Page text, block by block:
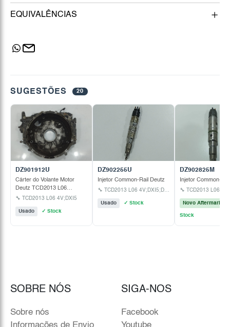
EQUIVALÊNCIAS
SUGESTÕES 20
DZ901912U
Cárter do Volante Motor
Deutz TCD2013 L06
4V;DXI5
🔧 TCD2013 L06 4V;DXI5
Usado ✓ Stock
DZ902255U
Injetor Common-Rail Deutz
🔧 TCD2013 L06 4V;DXI5;DXI7;D7F;D7E
Usado ✓ Stock
DZ902825M
Injetor Common-
Novo Aftermarket
Stock
SOBRE NÓS
Sobre nós
SIGA-NOS
Facebook